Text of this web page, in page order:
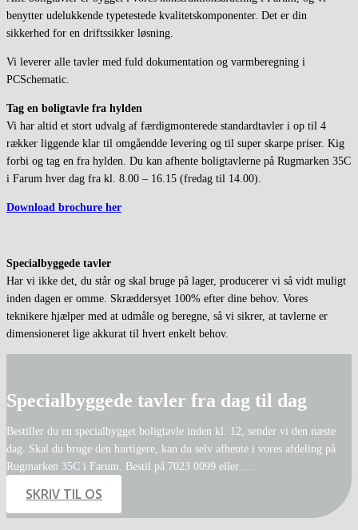
benytter udelukkende typetestede kvalitetskomponenter. Det er din
sikkerhed for en driftssikker løsning.
Vi leverer alle tavler med fuld dokumentation og varmberegning i
PCSchematic.
Tag en boligtavle fra hylden
Vi har altid et stort udvalg af færdigmonterede standardtavler i op til 4
rækker liggende klar til omgåendde levering og til super skarpe priser. Kig
forbi og tag en fra hylden. Du kan afhente boligtavlerne på Rugmarken 35C
i Farum hver dag fra kl. 8.00 – 16.15 (fredag til 14.00).
Download brochure her
Specialbyggede tavler
Har vi ikke det, du står og skal bruge på lager, producerer vi så vidt muligt
inden dagen er omme. Skræddersyet 100% efter dine behov. Vores
teknikere hjælper med at udmåle og beregne, så vi sikrer, at tavlerne er
dimensioneret lige akkurat til hvert enkelt behov.
Specialbyggede tavler fra dag til dag
Bestiller du en specialbygget boligtavle inden kl. 12, sender vi den næste
dag. Skal du bruge den hurtigere, kan du selv afhente i vores afdeling på
Rugmarken 35C i Farum. Bestil på 7023 0099 eller …
SKRIV TIL OS